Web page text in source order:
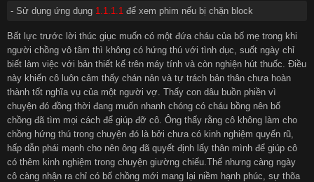
- Sử dụng ứng dụng 1.1.1.1 để xem phim nếu bị chặn block
Bất lực trước lời thúc giục muốn có một đứa cháu của bố mẹ trong khi
người chồng vô tâm thì không có hứng thú với tình dục, suốt ngày chỉ
biết làm việc với bản thiết kế trên máy tính và còn nghiện hút thuốc. Điều
này khiến cô luôn cảm thấy chán nản và tự trách bản thân chưa hoàn
thành tốt nghĩa vụ của một người vợ. Thấy con dâu buồn phiền vì
chuyện đó đồng thời đang muốn nhanh chóng có cháu bồng nên bố
chồng đã tìm mọi cách để giúp đỡ cô. Ông thấy rằng cô không làm cho
chồng hứng thú trong chuyện đó là bởi chưa có kinh nghiệm quyến rũ,
hấp dẫn phái mạnh cho nên ông đã quyết định lấy thân mình để giúp cô
có thêm kinh nghiệm trong chuyện giường chiếu.Thế nhưng càng ngày
cô càng nhận ra chỉ có bố chồng mới mang lại niềm hạnh phúc, sự thõa